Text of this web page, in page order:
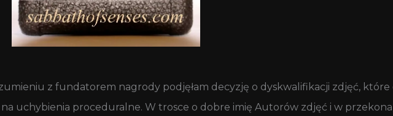
z fundatorem nagrody podjęłam decyzję o dyskwalifikacji zdjęć, które
uchybienia proceduralne. W trosce o dobre imię Autorów zdjęć i w